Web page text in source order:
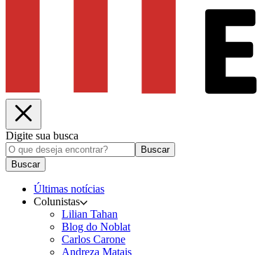
Digite sua busca
Buscar
Buscar
Últimas notícias
Colunistas
Lilian Tahan
Blog do Noblat
Carlos Carone
Andreza Matais